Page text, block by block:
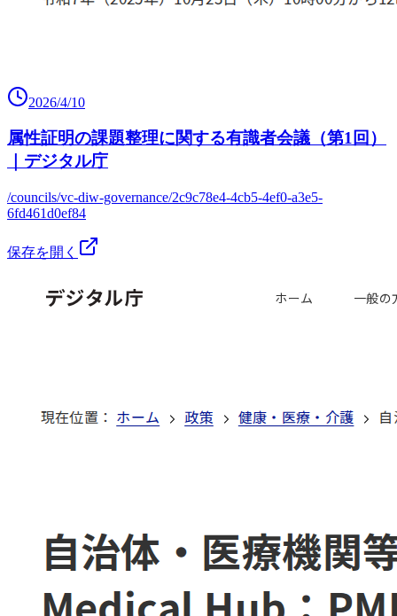
2026/4/10
属性証明の課題整理に関する有識者会議（第1回）
｜デジタル庁
/councils/vc-diw-governance/2c9c78e4-4cb5-4ef0-a3e5-
6fd461d0ef84
保存を開く